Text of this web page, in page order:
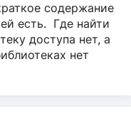
содержание
есть. Где найти
доступа нет, а
нет